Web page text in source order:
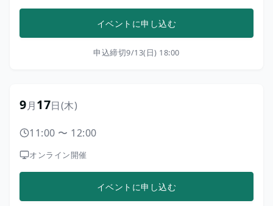
イベントに申し込む
申込締切9/13(日) 18:00
9月17日(木)
11:00 〜 12:00
オンライン開催
イベントに申し込む